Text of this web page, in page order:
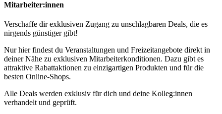
Mitarbeiter:innen
Verschaffe dir exklusiven Zugang zu unschlagbaren Deals, die es
nirgends günstiger gibt!
Nur hier findest du Veranstaltungen und Freizeitangebote direkt in
deiner Nähe zu exklusiven Mitarbeiterkonditionen. Dazu gibt es
attraktive Rabattaktionen zu einzigartigen Produkten und für die
besten Online-Shops.
Alle Deals werden exklusiv für dich und deine Kolleg:innen
verhandelt und geprüft.